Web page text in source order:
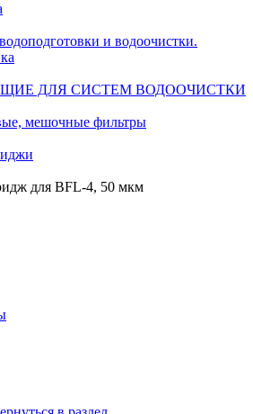
и водоочистки.
ДЛЯ СИСТЕМ ВОДООЧИСТКИ
мешочные фильтры
для BFL-4, 50 мкм